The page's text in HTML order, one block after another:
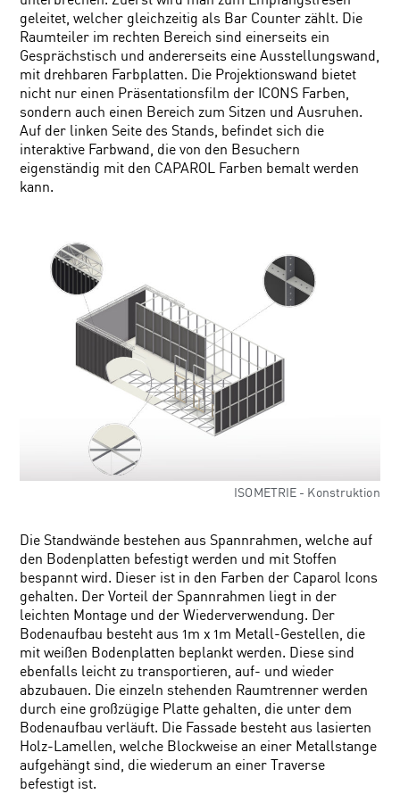
geleitet, welcher gleichzeitig als Bar Counter zählt. Die
Raumteiler im rechten Bereich sind einerseits ein
Gesprächstisch und andererseits eine Ausstellungswand,
mit drehbaren Farbplatten. Die Projektionswand bietet
nicht nur einen Präsentationsfilm der ICONS Farben,
sondern auch einen Bereich zum Sitzen und Ausruhen.
Auf der linken Seite des Stands, befindet sich die
interaktive Farbwand, die von den Besuchern
eigenständig mit den CAPAROL Farben bemalt werden
kann.
ISOMETRIE - Konstruktion
Die Standwände bestehen aus Spannrahmen, welche auf
den Bodenplatten befestigt werden und mit Stoffen
bespannt wird. Dieser ist in den Farben der Caparol Icons
gehalten. Der Vorteil der Spannrahmen liegt in der
leichten Montage und der Wiederverwendung. Der
Bodenaufbau besteht aus 1m x 1m Metall-Gestellen, die
mit weißen Bodenplatten beplankt werden. Diese sind
ebenfalls leicht zu transportieren, auf- und wieder
abzubauen. Die einzeln stehenden Raumtrenner werden
durch eine großzügige Platte gehalten, die unter dem
Bodenaufbau verläuft. Die Fassade besteht aus lasierten
Holz-Lamellen, welche Blockweise an einer Metallstange
aufgehängt sind, die wiederum an einer Traverse
befestigt ist.